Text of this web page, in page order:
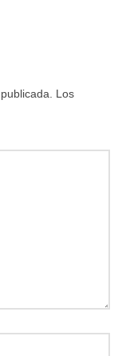
Los